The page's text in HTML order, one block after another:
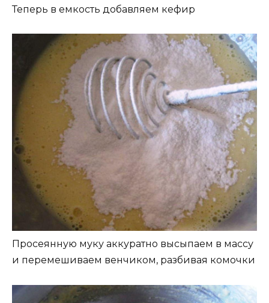
Теперь в емкость добавляем кефир
Просеянную муку аккуратно высыпаем в массу
и перемешиваем венчиком, разбивая комочки